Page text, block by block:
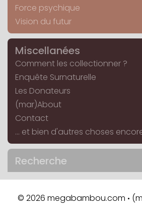
Force psychique
Vision du futur
Miscellanées
Comment les collectionner ?
Enquête Surnaturelle
Les Donateurs
(mar)About
Contact
... et bien d'autres choses
Recherche
© 2026 megabambou.com •